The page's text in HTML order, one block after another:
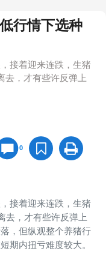
行情下选种
接着迎来连跌，生猪
去，才有些许反弹上
0
接着迎来连跌，生猪
去，才有些许反弹上
，但纵观整个养猪行
期内扭亏难度较大。